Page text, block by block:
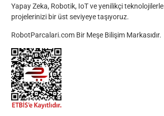
Yapay Zeka, Robotik, IoT ve yenilikçi teknolojilerle
projelerinizi bir üst seviyeye taşıyoruz.
RobotParcalari.com Bir Meşe Bilişim Markasıdır.